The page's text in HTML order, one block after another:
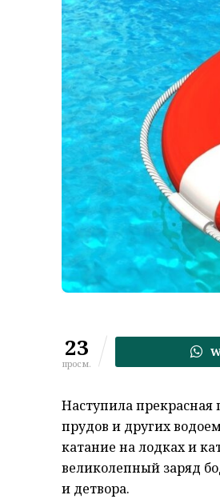
23
просм.
Наступила прекрасная
прудов и других
катание на лодках и
великолепный заряд
и детвора.